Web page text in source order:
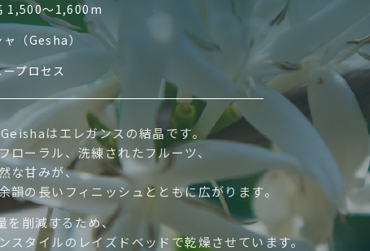
1,500〜1,600m
（Gesha）
プロセス
はエレガンスの結晶です。
ローラル、洗練されたフルーツ、
な甘みが、
韻の長いフィニッシュとともに広がります。
を削減するため、
スタイルのレイズドベッドで乾燥させています。